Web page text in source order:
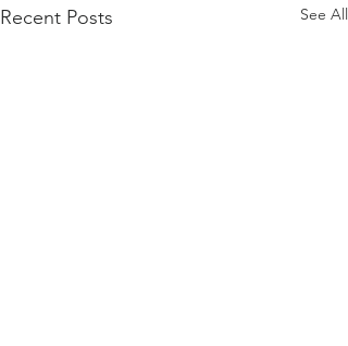
Recent Posts See All